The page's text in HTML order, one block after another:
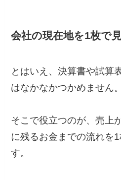
会社の現在地を1枚で
とはいえ、決算書や試算
はなかなかつかめません。
そこで役立つのが、売上
に残るお金までの流れを
す。